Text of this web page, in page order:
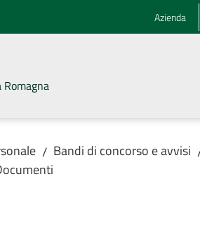
Azienda
/ Bandi di concorso e avvisi